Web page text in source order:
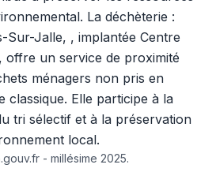
La déchèterie :
Sur-Jalle, , implantée Centre
offre un service de proximité
ménagers non pris en
classique. Elle participe à la
tri sélectif et à la préservation
local.
- millésime 2025.